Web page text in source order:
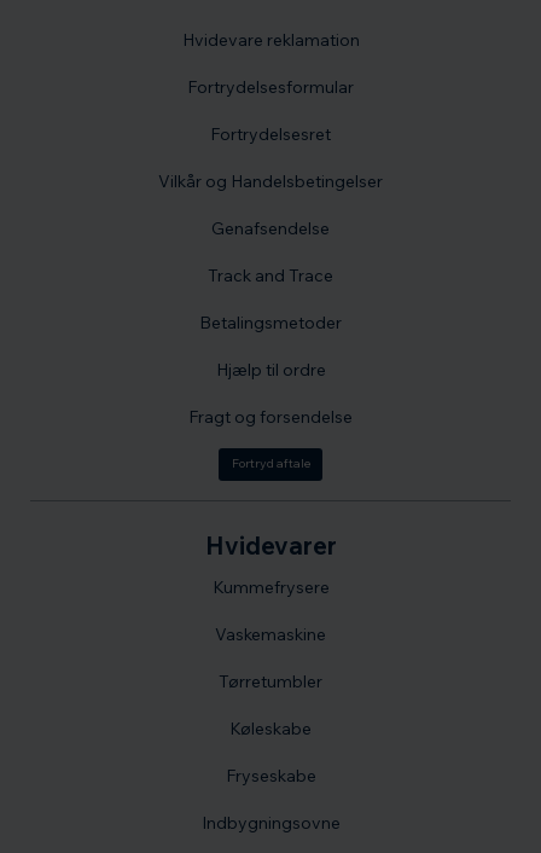
Hvidevarer
Kummefrysere
Vaskemaskine
Tørretumbler
Køleskabe
Fryseskabe
Indbygningsovne
Hvidevare reklamation
Fortrydelsesformular
Fortrydelsesret
Vilkår og Handelsbetingelser
Genafsendelse
Track and Trace
Betalingsmetoder
Hjælp til ordre
Fragt og forsendelse
Fortryd aftale